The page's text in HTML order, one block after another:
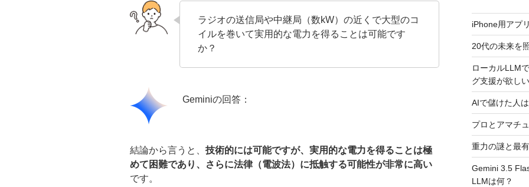
ラジオの送信局や中継局（数kW）の近くで大型のコ
イルを巻いて実用的な電力を得ることは可能です
か？
Geminiの回答：
結論から言うと、 技術的には可能ですが、実用的な電力を得ることは極
めて困難であり、さらに法律（電波法）に抵触する可能性が非常に高い
です。
iPhone用アプ
20代の未来を
ローカルLLM
グ支援が欲しい
AIで儲けた人
プロとアマチ
重力の謎と最
Gemini 3.5
LLMは何？